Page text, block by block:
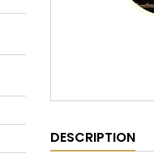
DESCRIPTION